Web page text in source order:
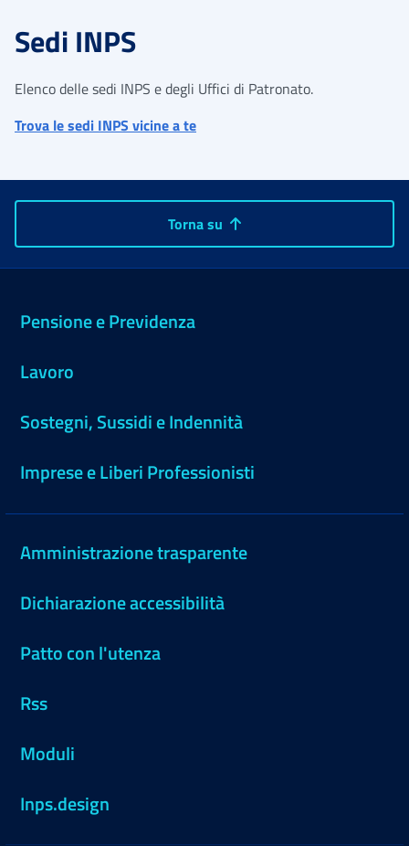
Sedi INPS
Elenco delle sedi INPS e degli Uffici di Patronato.
Trova le sedi INPS vicine a te
Torna su
Pensione e Previdenza
Lavoro
Sostegni, Sussidi e Indennità
Imprese e Liberi Professionisti
Amministrazione trasparente
Dichiarazione accessibilità
Patto con l'utenza
Rss
Moduli
Inps.design